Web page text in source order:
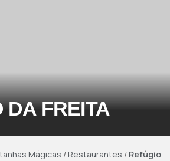
DA FREITA
Mágicas /Restaurantes / Refúgio